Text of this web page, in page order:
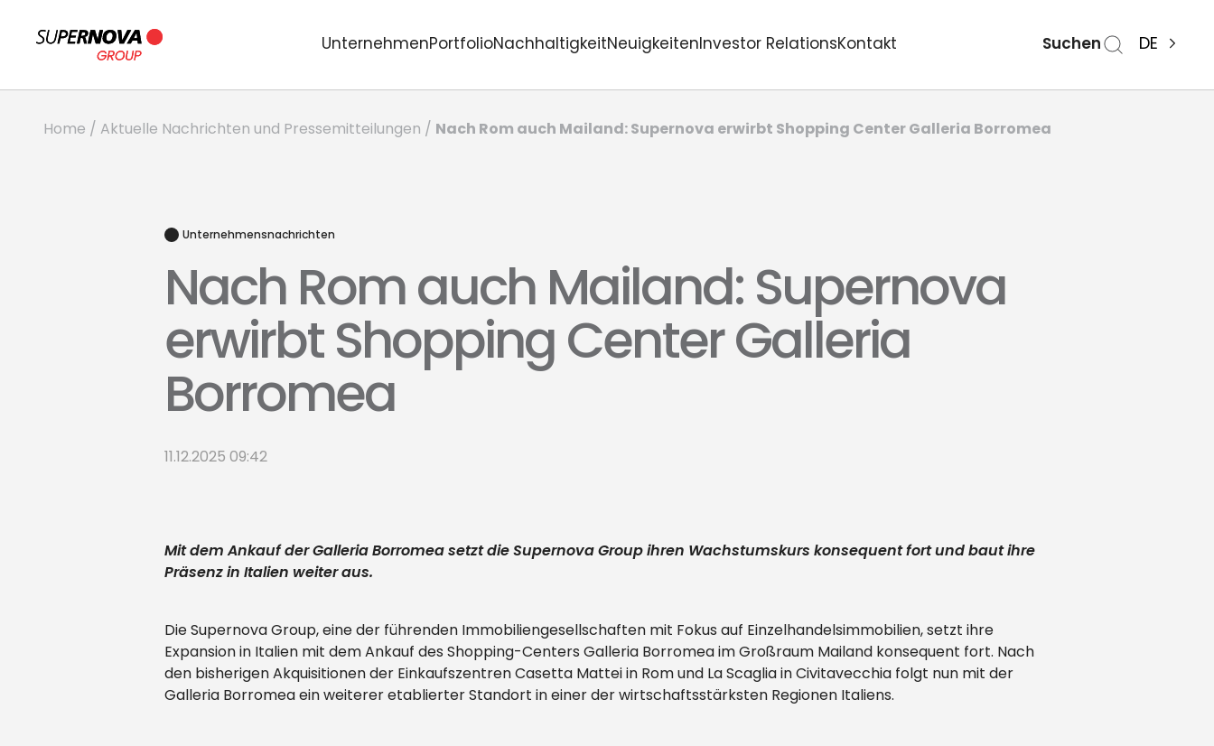
UnternehmenPortfolioNachhaltigkeitNeuigkeitenInvestor RelationsKontakt Suchen DE
Home / Aktuelle Nachrichten und Pressemitteilungen / Nach Rom auch Mailand: Supernova erwirbt Shopping Center Galleria Borromea
Unternehmensnachrichten
Nach Rom auch Mailand: Supernova
erwirbt Shopping Center Galleria
Borromea
11.12.2025 09:42
Mit dem Ankauf der Galleria Borromea setzt die Supernova Group ihren Wachstumskurs konsequent fort und baut ihre
Präsenz in Italien weiter aus.
Die Supernova Group, eine der führenden Immobiliengesellschaften mit Fokus auf Einzelhandelsimmobilien, setzt ihre
Expansion in Italien mit dem Ankauf des Shopping-Centers Galleria Borromea im Großraum Mailand konsequent fort. Nach
den bisherigen Akquisitionen der Einkaufszentren Casetta Mattei in Rom und La Scaglia in Civitavecchia folgt nun mit der
Galleria Borromea ein weiterer etablierter Standort in einer der wirtschaftsstärksten Regionen Italiens.